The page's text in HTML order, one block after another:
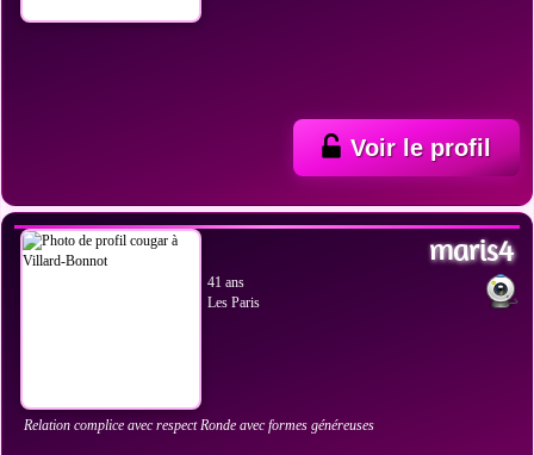
Voir le profil
maris4
41 ans
Les Paris
Relation complice avec respect Ronde avec formes généreuses